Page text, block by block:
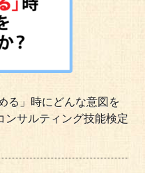
る」時にどんな意図を
サルティング技能検定